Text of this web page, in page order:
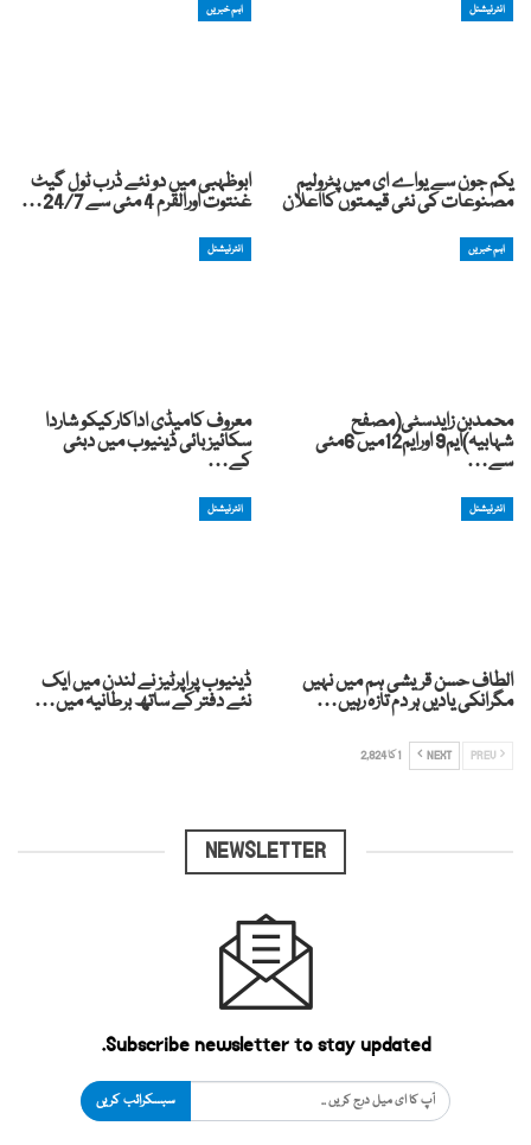
انٹرنیشنل
یکم جون سے یواے ای میں پٹرولیم
مصنوعات کی نئی قیمتوں کااعلان
اہم خبریں
ابوظہبی میں دو نئے ڈرب ٹول گیٹ
غنتوت اورالقرم 4 مئی سے 24/7…
اہم خبریں
محمدبن زایدسٹی(مصفح
شہابیہ)ایم9 اورایم12میں 6مئی
سے…
انٹرنیشنل
معروف کامیڈی اداکارکیکو شاردا
سکائیز بائی ڈینیوب میں دبئی
کے…
انٹرنیشنل
الطاف حسن قریشی ہم میں نہیں
مگرانکی یادیں ہر دم تازہ رہیں…
انٹرنیشنل
ڈینیوب پراپرٹیز نے لندن میں ایک
نئے دفتر کے ساتھ برطانیہ میں…
NEXT 1 کا 2,824
NEWSLETTER
Subscribe newsletter to stay updated.
سبسکرائب کریں